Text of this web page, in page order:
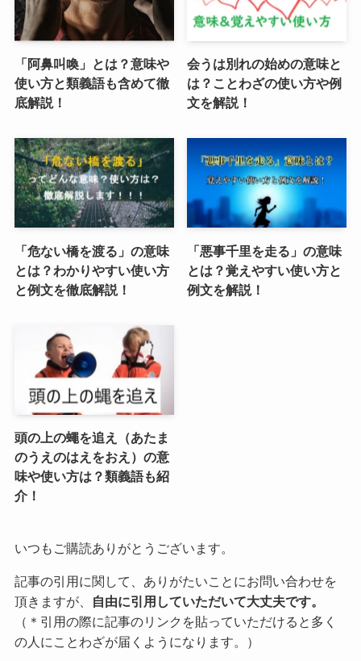
「阿鼻叫喚」とは？意味や
使い方と類義語も含めて徹
底解説！
会うは別れの始めの意味と
は？ことわざの使い方や例
文を解説！
「危ない橋を渡る」の意味
とは？わかりやすい使い方
と例文を徹底解説！
「悪事千里を走る」の意味
とは？覚えやすい使い方と
例文を解説！
頭の上の蠅を追え（あたま
のうえのはえをおえ）の意
味や使い方は？類義語も紹
介！
いつもご購読ありがとうございます。
記事の引用に関して、ありがたいことにお問い合わせを
頂きますが、
自由に引用していただいて大丈夫です。
（＊引用の際に記事のリンクを貼っていただけると多く
の人にことわざが届くようになります。）